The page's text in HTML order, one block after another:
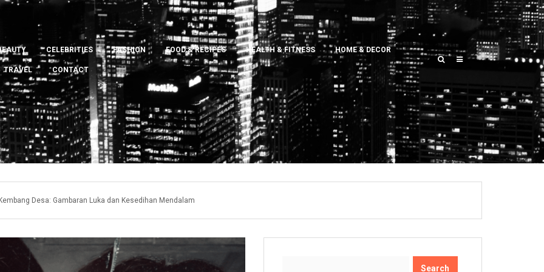
CELEBRITIES FASHION FOOD & RECIPES HEALTH & FITNESS HOME & DECOR
TRAVEL CONTACT
Desa: Gambaran Luka dan Kesedihan Mendalam